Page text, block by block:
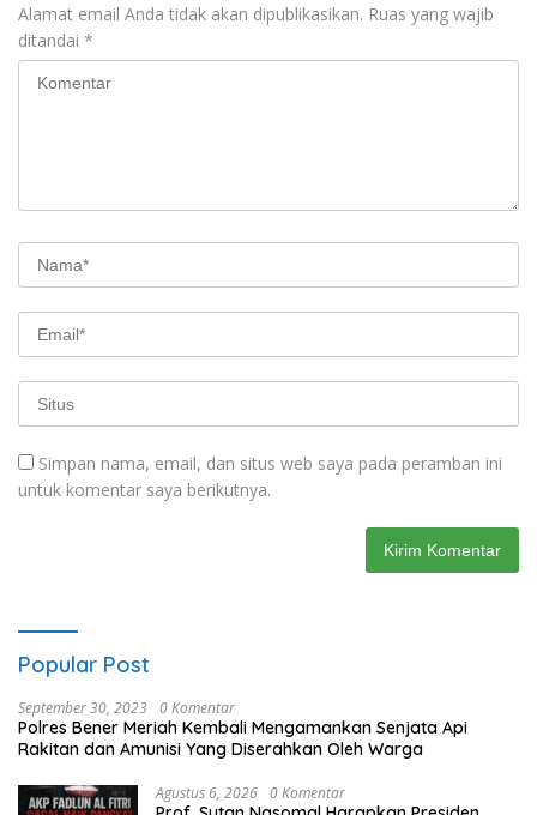
Alamat email Anda tidak akan dipublikasikan. Ruas yang wajib
ditandai *
Simpan nama, email, dan situs web saya pada peramban ini
untuk komentar saya berikutnya.
Popular Post
September 30, 2023 0 Komentar
Polres Bener Meriah Kembali Mengamankan Senjata Api
Rakitan dan Amunisi Yang Diserahkan Oleh Warga
Agustus 6, 2026 0 Komentar